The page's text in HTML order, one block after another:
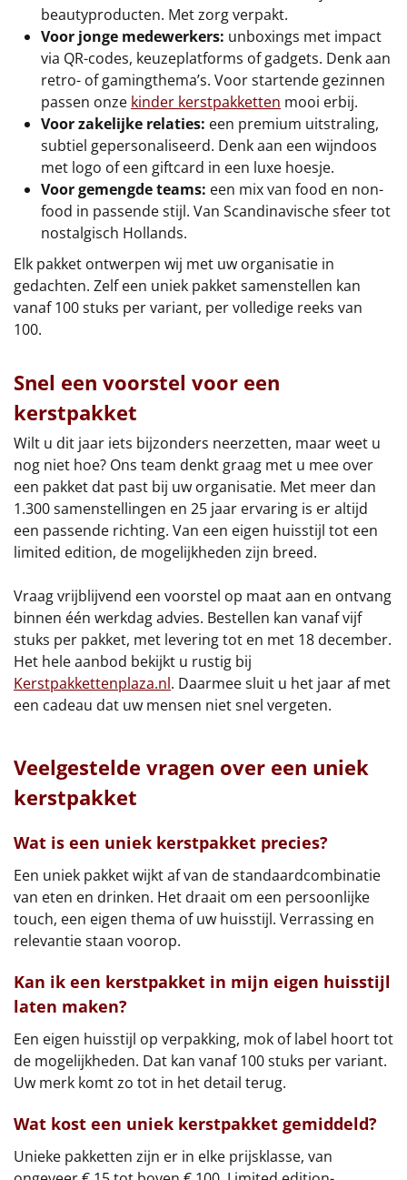
beautyproducten. Met zorg verpakt.
Voor jonge medewerkers: unboxings met impact
via QR-codes, keuzeplatforms of gadgets. Denk aan
retro- of gamingthema’s. Voor startende gezinnen
passen onze kinder kerstpakketten mooi erbij.
Voor zakelijke relaties: een premium uitstraling,
subtiel gepersonaliseerd. Denk aan een wijndoos
met logo of een giftcard in een luxe hoesje.
Voor gemengde teams: een mix van food en non-
food in passende stijl. Van Scandinavische sfeer tot
nostalgisch Hollands.
Elk pakket ontwerpen wij met uw organisatie in
gedachten. Zelf een uniek pakket samenstellen kan
vanaf 100 stuks per variant, per volledige reeks van
100.
Snel een voorstel voor een
kerstpakket
Wilt u dit jaar iets bijzonders neerzetten, maar weet u
nog niet hoe? Ons team denkt graag met u mee over
een pakket dat past bij uw organisatie. Met meer dan
1.300 samenstellingen en 25 jaar ervaring is er altijd
een passende richting. Van een eigen huisstijl tot een
limited edition, de mogelijkheden zijn breed.
Vraag vrijblijvend een voorstel op maat aan en ontvang
binnen één werkdag advies. Bestellen kan vanaf vijf
stuks per pakket, met levering tot en met 18 december.
Het hele aanbod bekijkt u rustig bij
Kerstpakkettenplaza.nl. Daarmee sluit u het jaar af met
een cadeau dat uw mensen niet snel vergeten.
Veelgestelde vragen over een uniek
kerstpakket
Wat is een uniek kerstpakket precies?
Een uniek pakket wijkt af van de standaardcombinatie
van eten en drinken. Het draait om een persoonlijke
touch, een eigen thema of uw huisstijl. Verrassing en
relevantie staan voorop.
Kan ik een kerstpakket in mijn eigen huisstijl
laten maken?
Een eigen huisstijl op verpakking, mok of label hoort tot
de mogelijkheden. Dat kan vanaf 100 stuks per variant.
Uw merk komt zo tot in het detail terug.
Wat kost een uniek kerstpakket gemiddeld?
Unieke pakketten zijn er in elke prijsklasse, van